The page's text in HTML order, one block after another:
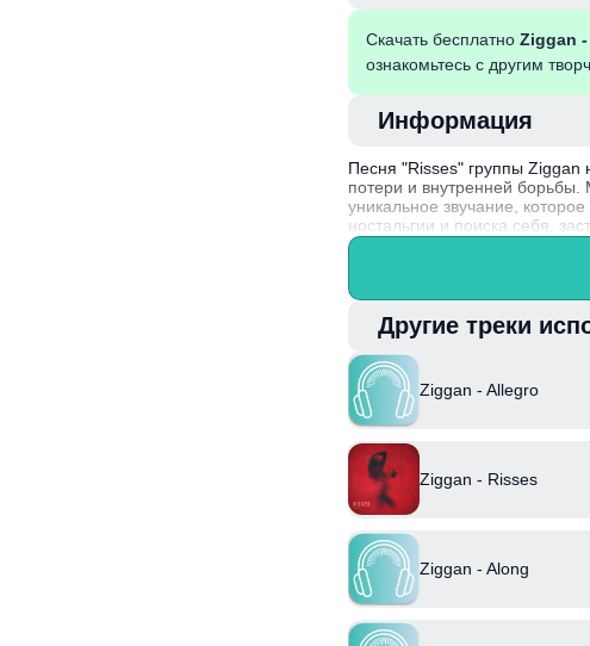
Скачать бесплатно Ziggan
ознакомьтесь с другим
Информация
Песня "Risses" группы Ziggan
потери и внутренней борьбы.
уникальное звучание,
ностальгии и поиска себя,
Интересный факт: Ziggan
Другие треки
Ziggan - Allegro
Ziggan - Risses
Ziggan - Along